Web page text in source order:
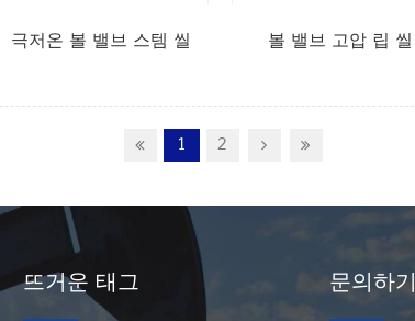
극저온 볼 밸브 스템 씰 볼 밸브 고압 립 씰
1 2
뜨거운 태그 문의하기